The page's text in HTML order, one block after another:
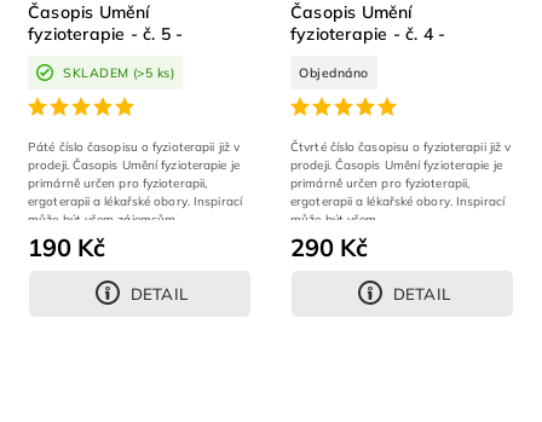
Časopis Umění
fyzioterapie - č. 5 -
poporodní období
SKLADEM (>5 ks)
190 Kč
DETAIL
Páté číslo časopisu o fyzioterapii již v
prodeji. Časopis Umění fyzioterapie je
primárně určen pro fyzioterapii,
ergoterapii a lékařské obory. Inspirací
může být všem zájemcům...
Časopis Umění
fyzioterapie - č. 4 -
Objednáno
290 Kč
DETAIL
Čtvrté číslo časopisu o fyzioterapii již v
prodeji. Časopis Umění fyzioterapie je
primárně určen pro fyzioterapii,
ergoterapii a lékařské obory. Inspirací
může být všem...